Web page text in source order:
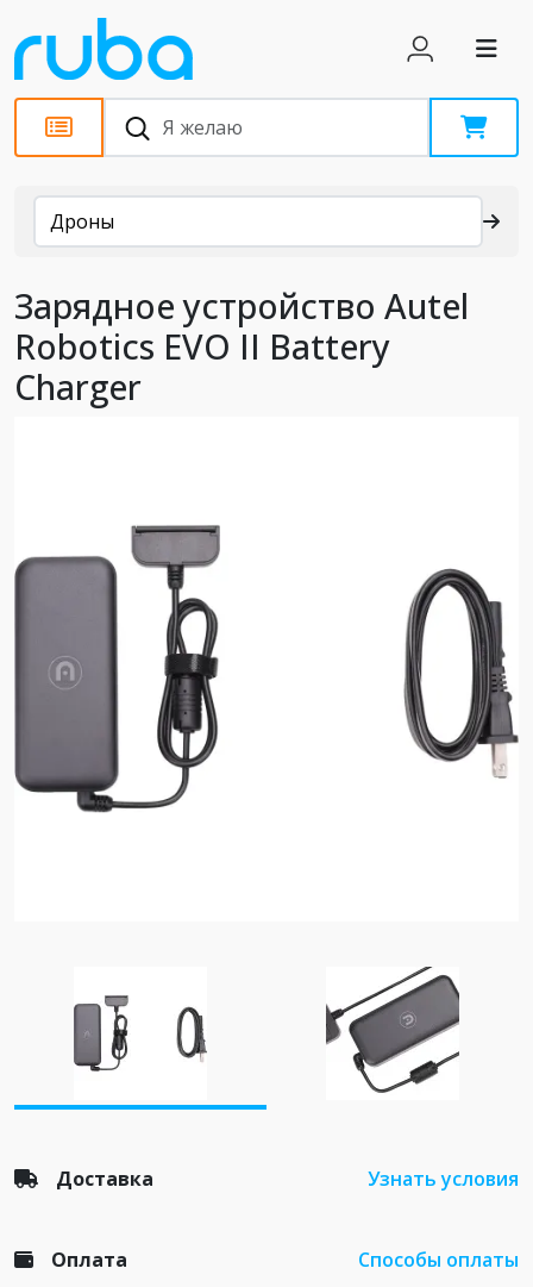
Каталог
Дроны
Зарядное устройство Autel
Robotics EVO II Battery
Charger
Доставка Узнать условия
Оплата Способы оплаты